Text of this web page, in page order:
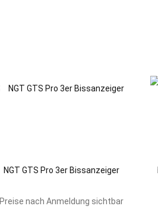
NGT GTS Pro 3er Bissanzeiger
Preise nach Anmeldung sichtbar